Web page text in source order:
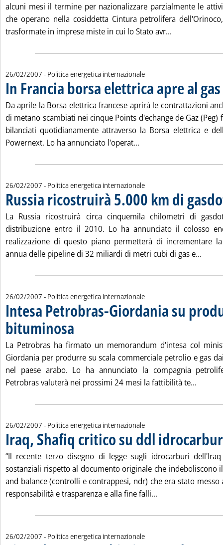
alcuni mesi il termine per nazionalizzare parzialmente le
che operano nella cosiddetta Cintura petrolifera
trasformate in imprese miste in cui lo Stato avr...
26/02/2007 - Politica energetica internazionale
In Francia borsa elettrica apre al gas
Da aprile la Borsa elettrica francese aprirà le contrattazioni
di metano scambiati nei cinque Points d'echange de Gaz
bilanciati quotidianamente attraverso la Borsa elettrica e
Powernext. Lo ha annunciato l'operat...
26/02/2007 - Politica energetica internazionale
Russia ricostruirà 5.000 km di
La Russia ricostruirà circa cinquemila chilometri di
distribuzione entro il 2010. Lo ha annunciato il colosso
realizzazione di questo piano permetterà di incrementare
annua delle pipeline di 32 miliardi di metri cubi di gas e...
26/02/2007 - Politica energetica internazionale
Intesa Petrobras-Giordania su
bituminosa
La Petrobras ha firmato un memorandum d'intesa col
Giordania per produrre su scala commerciale petrolio e gas
nel paese arabo. Lo ha annunciato la compagnia
Petrobras valuterà nei prossimi 24 mesi la fattibilità te...
26/02/2007 - Politica energetica internazionale
Iraq, Shafiq critico su ddl
“Il recente terzo disegno di legge sugli idrocarburi
sostanziali rispetto al documento originale che indeboliscono
and balance (controlli e contrappesi, ndr) che era stato
responsabilità e trasparenza e alla fine falli...
26/02/2007 - Politica energetica internazionale